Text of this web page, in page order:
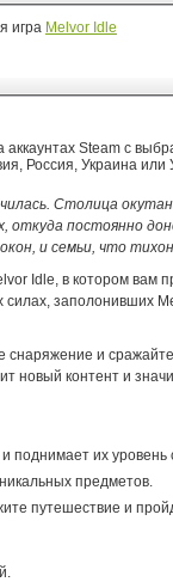
игра Melvor Idle
аккаунтах Steam с
Россия, Украина или
Столица
постоянно
и семьи, что
Idle, в котором вам
силах, заполонивших
снаряжение и
новый контент и
поднимает их уровень
предметов.
путешествие и